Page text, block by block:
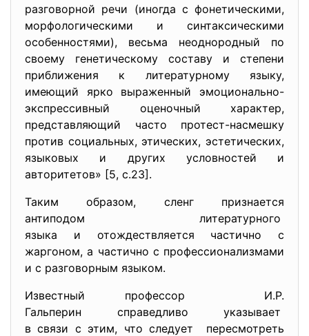
разговорной речи (иногда с фонетическими,
морфологическими и синтаксическими
особенностями), весьма неоднородный по
своему генетическому составу и степени
приближения к литературному языку,
имеющий ярко выраженный эмоционально-
экспрессивный оценочный характер,
представляющий часто протест-насмешку
против социальных, этических, эстетических,
языковых и других условностей и
авторитетов» [5, с.23].
Таким образом, сленг признается
антиподом литературного
языка и отождествляется частично с
жаргоном, а частично с профессионализмами
и с разговорным языком.
Известный профессор И.Р.
Гальперин справедливо указывает
в связи с этим, что следует пересмотреть